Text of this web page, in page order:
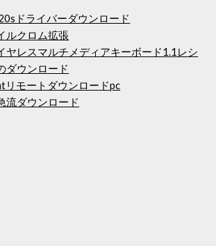
ドライバーダウンロード
ルクロム拡張
ヤレスマルチメディアキーボード1.1レシ
ダウンロード
モートダウンロードpc
流ダウンロード